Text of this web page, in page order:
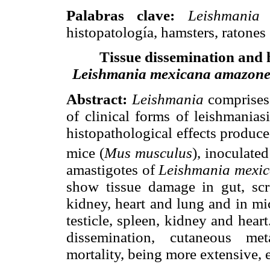
Palabras clave:
Leishmania
histopatología, hamsters, ratones
Tissue dissemination and
Leishmania mexicana
Abstract: Leishmania
of clinical forms of
histopathological effects
mice (Mus musculus),
amastigotes of Leishmania
show tissue damage in gut,
kidney, heart and lung and in
testicle, spleen, kidney and
dissemination, cutaneous
mortality, being more extensive,